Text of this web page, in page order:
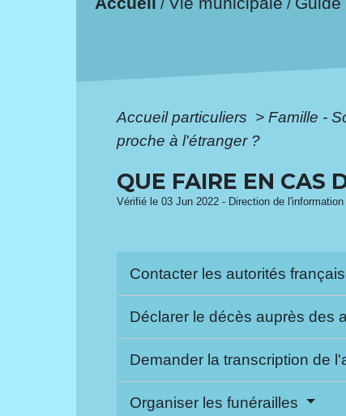
/ /
Accueil particuliers > Famille -
proche à l'étranger ?
QUE FAIRE EN CAS
Vérifié le 03 Jun 2022 - Direction de
Contacter les autorités
Déclarer le décès auprès des
Demander la transcription de
Organiser les funérailles